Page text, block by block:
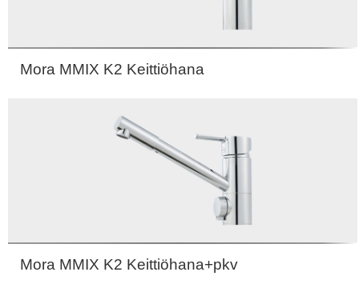
Mora MMIX K2 Keittiöhana
Mora MMIX K2 Keittiöhana+pkv